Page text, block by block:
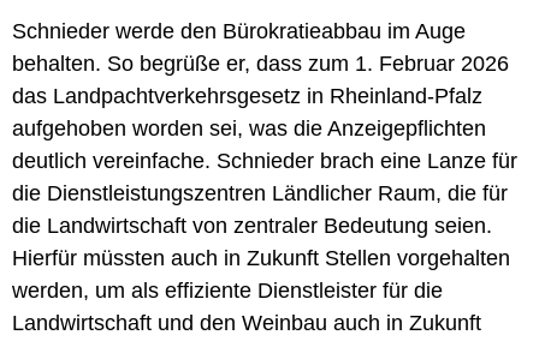
Schnieder werde den Bürokratieabbau im Auge
behalten. So begrüße er, dass zum 1. Februar 2026
das Landpachtverkehrsgesetz in Rheinland-Pfalz
aufgehoben worden sei, was die Anzeigepflichten
deutlich vereinfache. Schnieder brach eine Lanze für
die Dienstleistungszentren Ländlicher Raum, die für
die Landwirtschaft von zentraler Bedeutung seien.
Hierfür müssten auch in Zukunft Stellen vorgehalten
werden, um als effiziente Dienstleister für die
Landwirtschaft und den Weinbau auch in Zukunft